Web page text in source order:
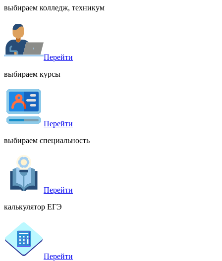
выбираем колледж, техникум
Перейти
выбираем курсы
Перейти
выбираем специальность
Перейти
калькулятор ЕГЭ
Перейти